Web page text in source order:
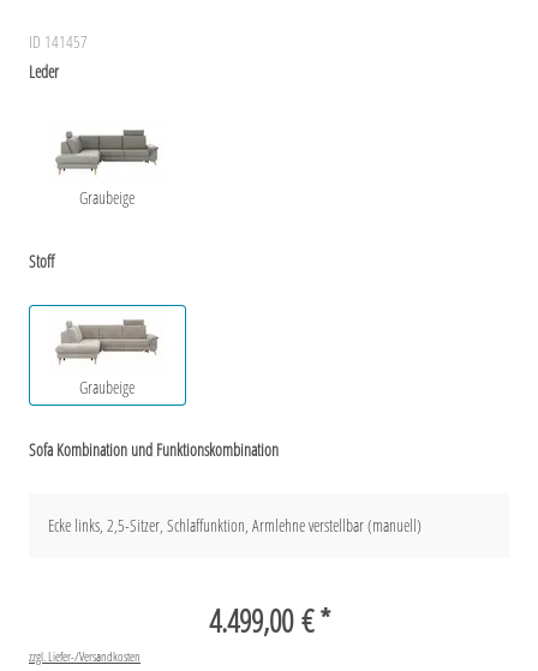
ID 141457
Leder
Graubeige
Stoff
Graubeige
Sofa Kombination und Funktionskombination
Ecke links, 2,5-Sitzer, Schlaffunktion, Armlehne verstellbar (manuell)
4.499,00 € *
zzgl. Liefer-/Versandkosten